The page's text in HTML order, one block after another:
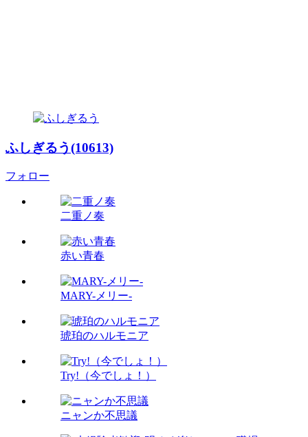
ふしぎるう(10613)
フォロー
二重ノ奏
赤い青春
MARY-メリー-
琥珀のハルモニア
Try!（今でしょ！）
ニャンか不思議